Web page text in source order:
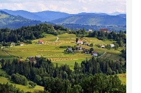
masła i sera w
2026-08-19